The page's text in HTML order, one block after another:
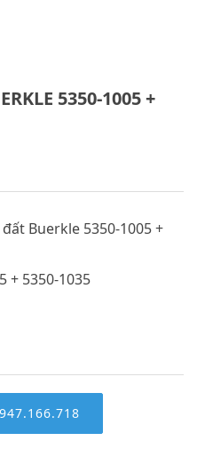
5350-1005 +
Buerkle 5350-1005 +
+ 5350-1035